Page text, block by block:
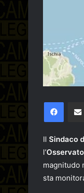
Il Sindaco
l’
magnitudo
sta